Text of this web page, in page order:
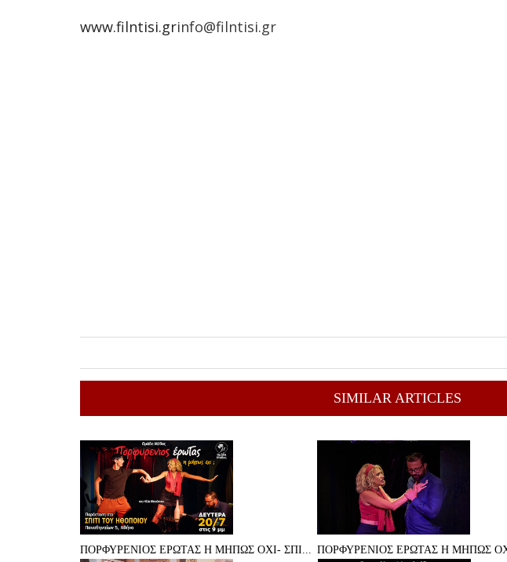
www.filntisi.grinfo@filntisi.gr
SIMILAR ARTICLES
ΠΟΡΦΥΡΕΝΙΟΣ ΕΡΩΤΑΣ Η ΜΗΠΩΣ ΟΧΙ- ΣΠΙ... ΠΟΡΦΥΡΕΝΙΟΣ ΕΡΩΤΑΣ Η ΜΗΠΩΣ